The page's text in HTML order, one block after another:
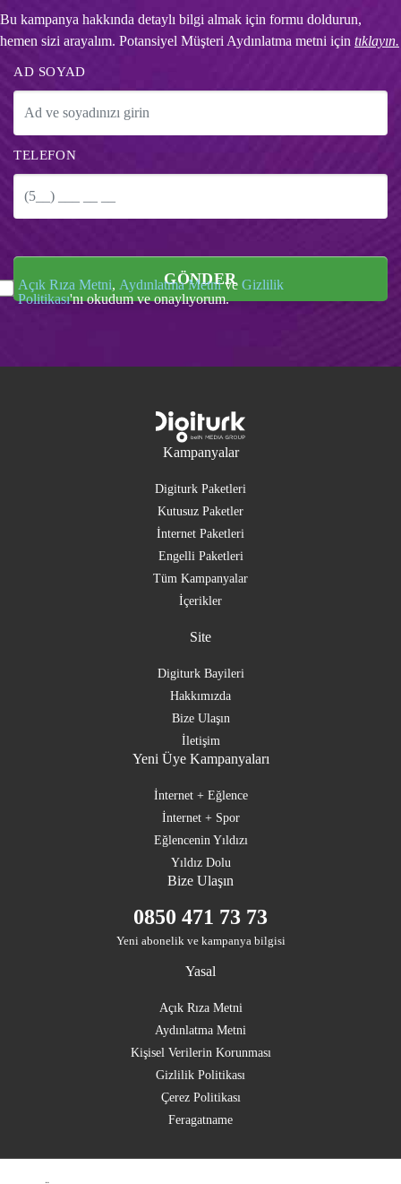
Bu kampanya hakkında detaylı bilgi almak için formu doldurun,
hemen sizi arayalım. Potansiyel Müşteri Aydınlatma metni için tıklayın.
AD SOYAD
TELEFON
GÖNDER
Açık Rıza Metni, Aydınlatma Metnive Gizlilik
Politikası'nı okudum ve onaylıyorum.
Kampanyalar
Digiturk Paketleri
Kutusuz Paketler
İnternet Paketleri
Engelli Paketleri
Tüm Kampanyalar
İçerikler
Site
Digiturk Bayileri
Hakkımızda
Bize Ulaşın
İletişim
Yeni Üye Kampanyaları
İnternet + Eğlence
İnternet + Spor
Eğlencenin Yıldızı
Yıldız Dolu
Bize Ulaşın
0850 471 73 73
Yeni abonelik ve kampanya bilgisi
Yasal
Açık Rıza Metni
Aydınlatma Metni
Kişisel Verilerin Korunması
Gizlilik Politikası
Çerez Politikası
Feragatname